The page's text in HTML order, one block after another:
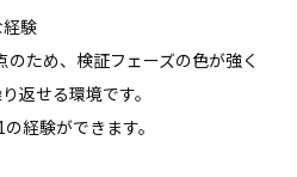
験
のため、検証フェーズの色が強く
返せる環境です。
経験ができます。